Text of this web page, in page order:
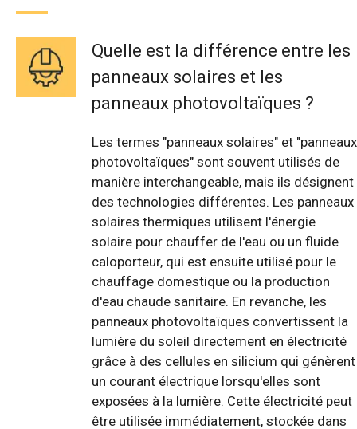
Quelle est la différence entre les
panneaux solaires et les
panneaux photovoltaïques ?
Les termes "panneaux solaires" et "panneaux
photovoltaïques" sont souvent utilisés de
manière interchangeable, mais ils désignent
des technologies différentes. Les panneaux
solaires thermiques utilisent l'énergie
solaire pour chauffer de l'eau ou un fluide
caloporteur, qui est ensuite utilisé pour le
chauffage domestique ou la production
d'eau chaude sanitaire. En revanche, les
panneaux photovoltaïques convertissent la
lumière du soleil directement en électricité
grâce à des cellules en silicium qui génèrent
un courant électrique lorsqu'elles sont
exposées à la lumière. Cette électricité peut
être utilisée immédiatement, stockée dans